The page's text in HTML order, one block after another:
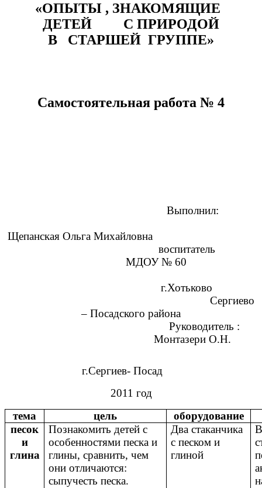
«ОПЫТЫ , ЗНАКОМЯЩИЕ
ДЕТЕЙ С ПРИРОДОЙ
В СТАРШЕЙ ГРУППЕ»
Самостоятельная работа № 4
Выполнил:
Щепанская Ольга Михайловна
воспитатель
МДОУ № 60
г.Хотьково
Сергиево
– Посадского района
Руководитель :
Монтазери О.Н.
г.Сергиев- Посад
2011 год
тема
цель
оборудование
песок
и
глина
Познакомить детей с
особенностями песка и
глины, сравнить, чем
они отличаются:
сыпучесть песка.
Два стаканчика
с песком и
глиной